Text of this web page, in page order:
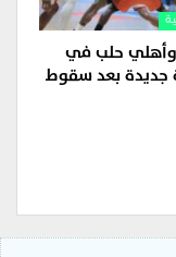
حلب في
بعد سقوط